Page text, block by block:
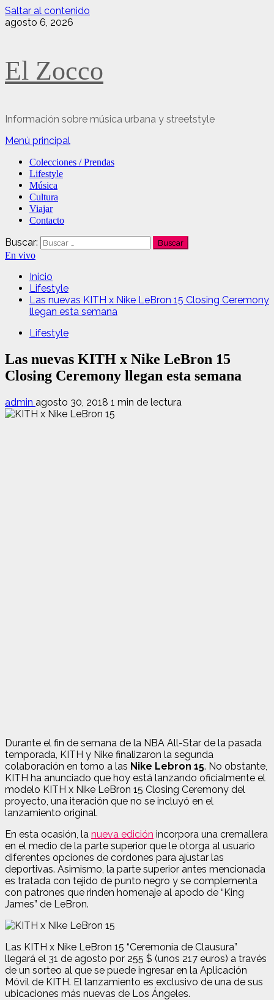
Saltar al contenido
agosto 6, 2026
El Zocco
Información sobre música urbana y streetstyle
Menú principal
Colecciones / Prendas
Lifestyle
Música
Cultura
Viajar
Contacto
Buscar:
En vivo
Inicio
Lifestyle
Las nuevas KITH x Nike LeBron 15 Closing Ceremony
llegan esta semana
Lifestyle
Las nuevas KITH x Nike LeBron 15
Closing Ceremony llegan esta semana
admin agosto 30, 2018 1 min de lectura
Durante el fin de semana de la NBA All-Star de la pasada
temporada, KITH y Nike finalizaron la segunda
colaboración en torno a las Nike Lebron 15. No obstante,
KITH ha anunciado que hoy está lanzando oficialmente el
modelo KITH x Nike LeBron 15 Closing Ceremony del
proyecto, una iteración que no se incluyó en el
lanzamiento original.
En esta ocasión, la nueva edición incorpora una cremallera
en el medio de la parte superior que le otorga al usuario
diferentes opciones de cordones para ajustar las
deportivas. Asimismo, la parte superior antes mencionada
es tratada con tejido de punto negro y se complementa
con patrones que rinden homenaje al apodo de “King
James” de LeBron.
Las KITH x Nike LeBron 15 “Ceremonia de Clausura”
llegará el 31 de agosto por 255 $ (unos 217 euros) a través
de un sorteo al que se puede ingresar en la Aplicación
Móvil de KITH. El lanzamiento es exclusivo de una de sus
ubicaciones más nuevas de Los Ángeles.